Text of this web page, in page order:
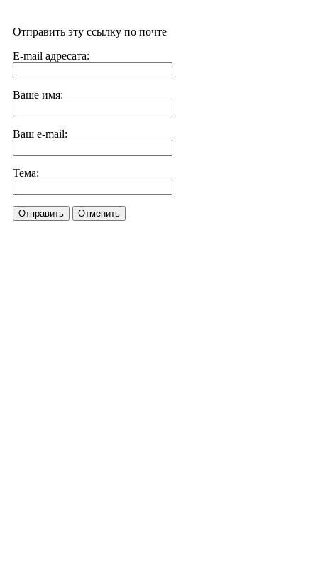
Отправить эту ссылку по почте
E-mail адресата:
Ваше имя:
Ваш e-mail:
Тема:
Отправить Отменить